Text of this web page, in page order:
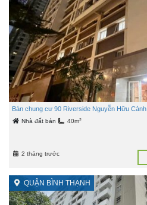
Bán chung cư 90 Riverside Nguyễn Hữu Cảnh
Nhà đất bán 40m2
2 tháng trước
QUẬN BÌNH THẠNH